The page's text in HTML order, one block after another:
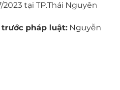
2023 tại TP.Thái Nguyên
pháp luật: Nguyễn